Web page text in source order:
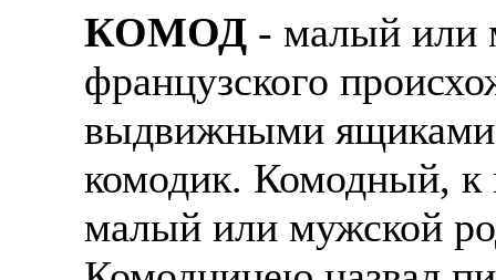
рабочий,
стикеровщик.
# работа за границей
# работа за рубежом
# трудоустройство за
# трудоустройство за
СДЭК, ПЭК и т.д.
В направлениях: без
консультирование,
КОМОД - малый или
французского
выдвижными
комодик. Комодный, к
малый или мужской